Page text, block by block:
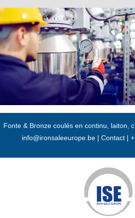
Passer
au
contenu
Fonte & Bronze coulés en continu, laiton,
info@ironsaleeurope.be| Contact |